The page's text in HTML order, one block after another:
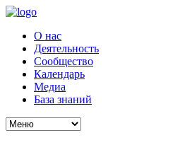
О нас
Деятельность
Сообщество
Календарь
Медиа
База знаний